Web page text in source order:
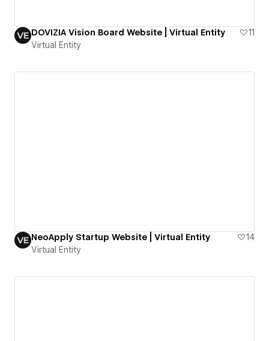
DOVIZIA Vision Board Website | Virtual Entity
11
Virtual Entity
NeoApply Startup Website | Virtual Entity
14
Virtual Entity